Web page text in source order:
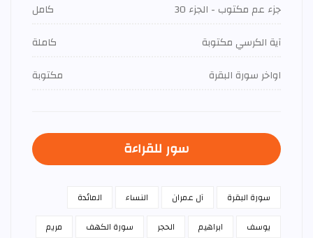
جزء عم مكتوب - الجزء 30
كامل
آية الكرسي مكتوبة
كاملة
اواخر سورة البقرة
مكتوبة
سور للقراءة
سورة البقرة آل عمران النساء
المائدة
يوسف
ابراهيم الحجر سورة الكهف
مريم